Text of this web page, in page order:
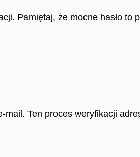
Pamiętaj, że mocne hasło to
Ten proces weryfikacji